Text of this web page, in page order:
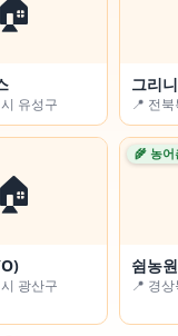
🏠
유성구
그리니
📍 전
🏠
광산구
🌾 농어
쉼농원
📍 경
🏠
고흥군
경남용
📍 경
🏠
이
강동구
🏙 외국
굿스테
📍 대구